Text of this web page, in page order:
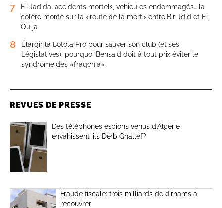
7
El Jadida: accidents mortels, véhicules endommagés… la
colère monte sur la «route de la mort» entre Bir Jdid et El
Oulja
8
Élargir la Botola Pro pour sauver son club (et ses
Législatives): pourquoi Bensaïd doit à tout prix éviter le
syndrome des «fraqchia»
REVUES DE PRESSE
Des téléphones espions venus d’Algérie
envahissent-ils Derb Ghallef?
Fraude fiscale: trois milliards de dirhams à
recouvrer